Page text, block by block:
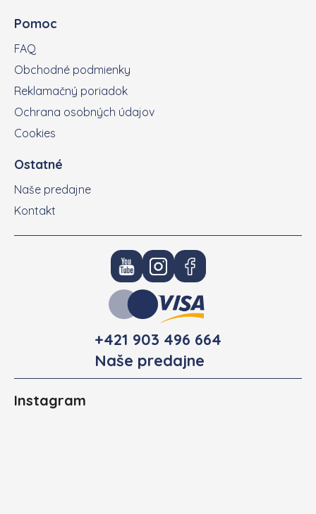
Pomoc
FAQ
Obchodné podmienky
Reklamačný poriadok
Ochrana osobných údajov
Cookies
Ostatné
Naše predajne
Kontakt
+421 903 496 664
Naše predajne
Instagram